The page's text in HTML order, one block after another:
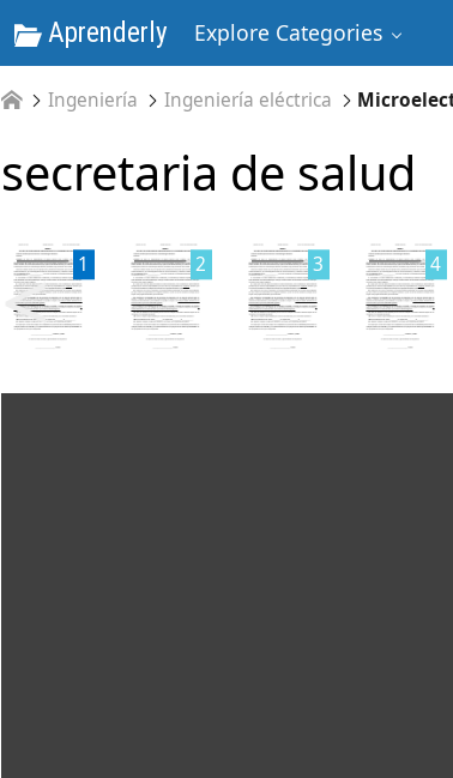
Aprenderly Explore Categories
Ingeniería Ingeniería eléctrica
secretaria de salud
1 2 3 4
<